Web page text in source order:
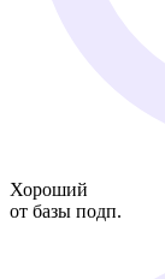
Хороший
от базы подп.